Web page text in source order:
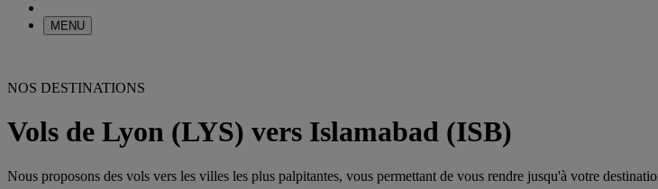
MENU
NOS DESTINATIONS
Vols de Lyon (LYS) vers Islamabad (ISB)
Nous proposons des vols vers les villes les plus palpitantes, vous permettant de vous rendre jusqu'à votre